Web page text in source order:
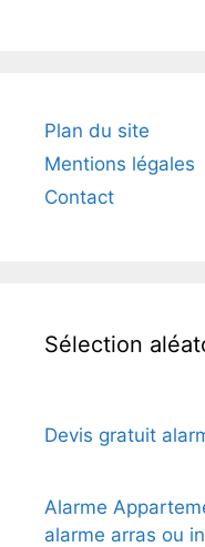
Plan du site
Mentions légales
Contact
Sélection
Devis gratuit
Alarme
alarme arras ou